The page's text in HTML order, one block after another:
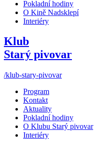
Pokladní hodiny
O Kině Nadsklepí
Interiéry
Klub
Starý pivovar
/klub-stary-pivovar
Program
Kontakt
Aktuality
Pokladní hodiny
O Klubu Starý pivovar
Interiéry